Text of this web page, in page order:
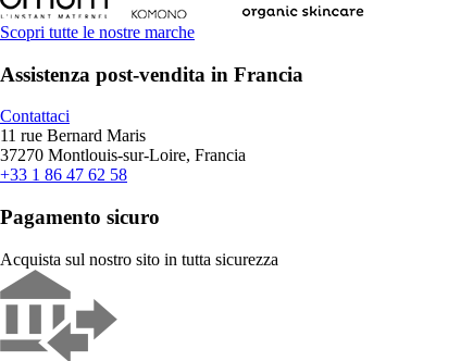
Scopri tutte le nostre marche
Assistenza post-vendita in Francia
Contattaci
11 rue Bernard Maris
37270 Montlouis-sur-Loire, Francia
+33 1 86 47 62 58
Pagamento sicuro
Acquista sul nostro sito in tutta sicurezza